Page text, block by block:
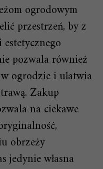
ogrodowym
przestrzeń, by z
pozwala również
ogrodzie i ułatwia
Zakup
na ciekawe
obrzeży
jedynie własna